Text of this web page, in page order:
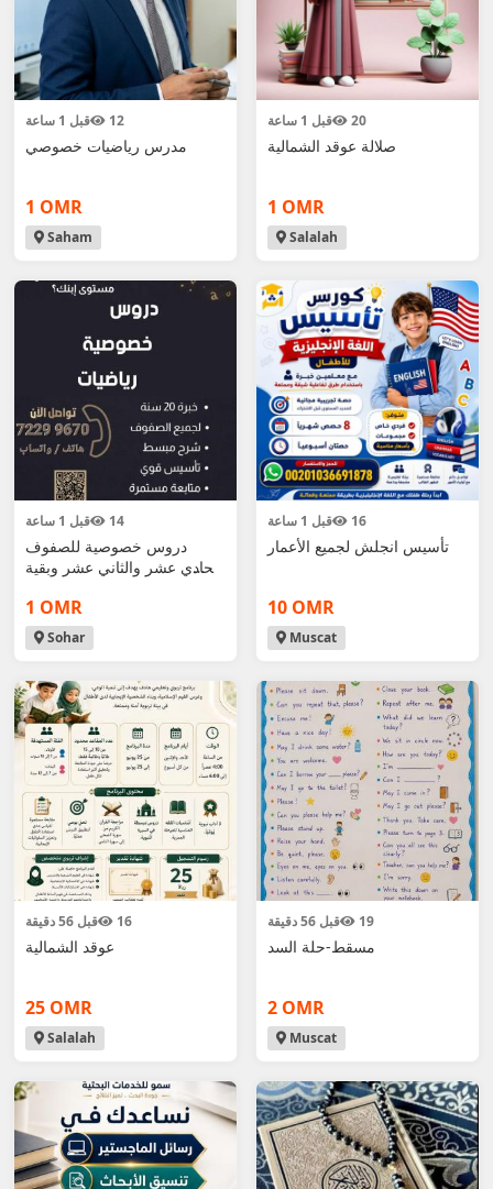
قبل 1 ساعة 12
مدرس رياضيات خصوصي
1 OMR
Saham
قبل 1 ساعة 20
صلالة عوقد الشمالية
1 OMR
Salalah
قبل 1 ساعة 14
دروس خصوصية للصفوف
الحادي عشر والثاني عشر وبقية
1 OMR
Sohar
قبل 1 ساعة 16
تأسيس انجلش لجميع الأعمار
10 OMR
Muscat
قبل 56 دقيقة 16
عوقد الشمالية
25 OMR
Salalah
قبل 56 دقيقة 19
مسقط-حلة السد
2 OMR
Muscat